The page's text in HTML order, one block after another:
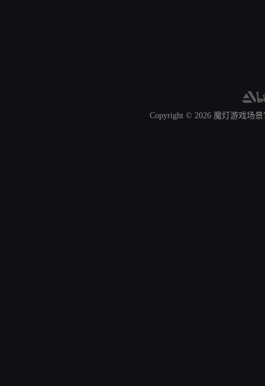
Copyright © 2026魔灯游戏场景